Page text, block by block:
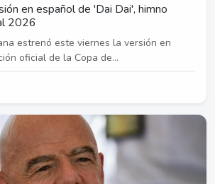
en español de 'Dai Dai', himno
2026
estrenó este viernes la versión en
oficial de la Copa de...